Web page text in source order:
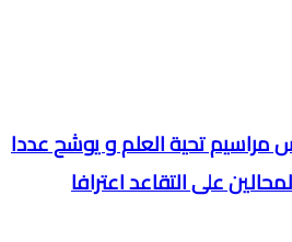
مراسيم تحية العلم و يوشح عددا
على التقاعد اعترافا